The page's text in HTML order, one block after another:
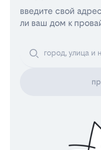
введите свой
ли ваш дом к